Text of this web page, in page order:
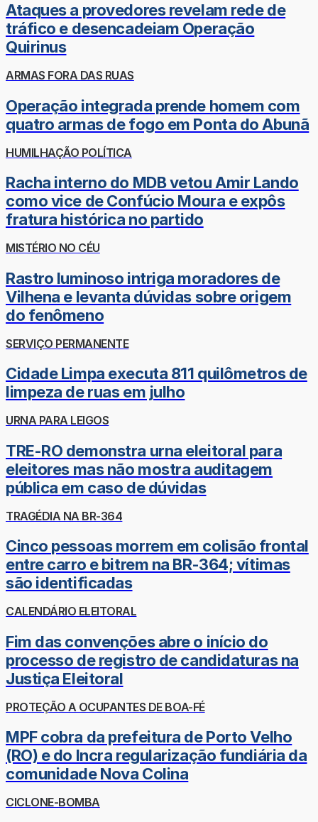
Ataques a provedores revelam rede de
tráfico e desencadeiam Operação
Quirinus
ARMAS FORA DAS RUAS
Operação integrada prende homem com
quatro armas de fogo em Ponta do Abunã
HUMILHAÇÃO POLÍTICA
Racha interno do MDB vetou Amir Lando
como vice de Confúcio Moura e expôs
fratura histórica no partido
MISTÉRIO NO CÉU
Rastro luminoso intriga moradores de
Vilhena e levanta dúvidas sobre origem
do fenômeno
SERVIÇO PERMANENTE
Cidade Limpa executa 811 quilômetros de
limpeza de ruas em julho
URNA PARA LEIGOS
TRE-RO demonstra urna eleitoral para
eleitores mas não mostra auditagem
pública em caso de dúvidas
TRAGÉDIA NA BR-364
Cinco pessoas morrem em colisão frontal
entre carro e bitrem na BR-364; vítimas
são identificadas
CALENDÁRIO ELEITORAL
Fim das convenções abre o início do
processo de registro de candidaturas na
Justiça Eleitoral
PROTEÇÃO A OCUPANTES DE BOA-FÉ
MPF cobra da prefeitura de Porto Velho
(RO) e do Incra regularização fundiária da
comunidade Nova Colina
CICLONE-BOMBA